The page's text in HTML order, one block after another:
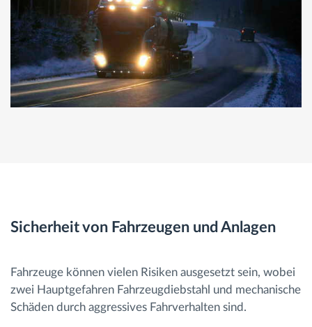
Sicherheit von Fahrzeugen und Anlagen
Fahrzeuge können vielen Risiken ausgesetzt sein, wobei
zwei Hauptgefahren Fahrzeugdiebstahl und mechanische
Schäden durch aggressives Fahrverhalten sind.